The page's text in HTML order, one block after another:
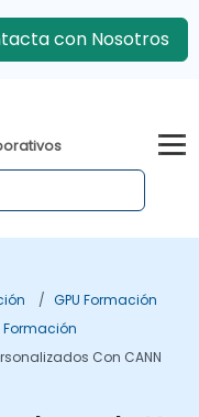
con Nosotros
GPU Formación
Formación
Con CANN